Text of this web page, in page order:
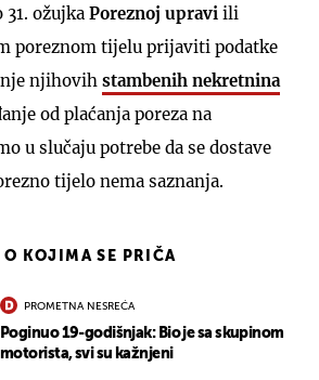
ožujka Poreznoj upravi ili
poreznom tijelu prijaviti podatke
njihovih stambenih nekretnina
od plaćanja poreza na
u slučaju potrebe da se dostave
tijelo nema saznanja.
KOJIMA SE PRIČA
PROMETNA NESREĆA
Poginuo 19-godišnjak: Bio je sa skupinom
motorista, svi su kažnjeni